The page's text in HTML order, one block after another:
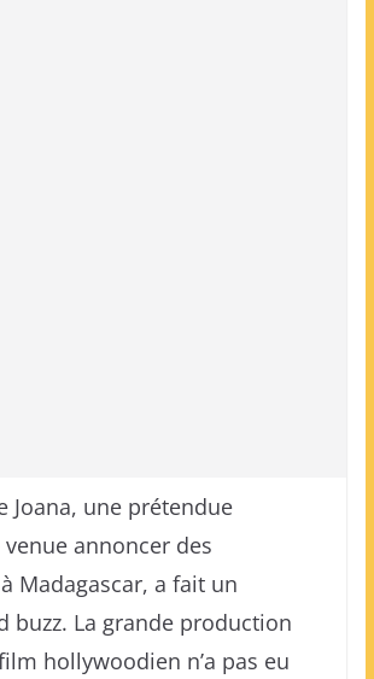
Joana, une prétendue
annoncer des
Madagascar, a fait un
buzz. La grande production
hollywoodien n’a pas eu